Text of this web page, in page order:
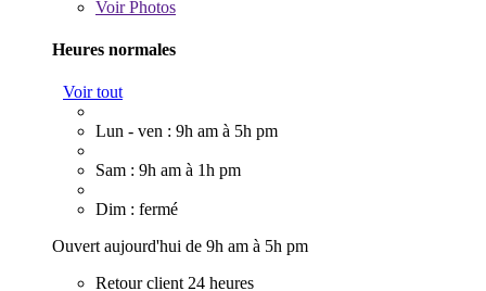
VoirPhotos
Heures normales
Voir tout
Lun - ven : 9h am à 5h pm
Sam : 9h am à 1h pm
Dim : fermé
Ouvert aujourd'hui de 9h am à 5h pm
Retour client 24 heures